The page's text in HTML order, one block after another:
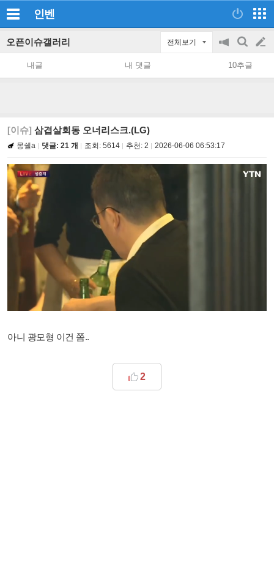
인벤
오픈이슈갤러리 전체보기
공
지
on/off
검
색
글
쓰
내글 내 댓글 10추글
[이슈] 삼겹살회동 오너리스크.(LG)
몽쉘a 댓글: 21 개 조회: 5614 추천: 2 2026-06-06 06:53:17
아니 광모형 이건 쫌..
2